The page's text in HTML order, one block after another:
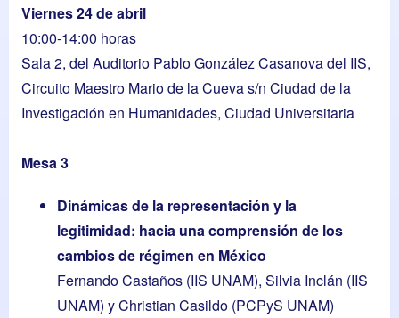
Viernes 24 de abril
10:00-14:00 horas
Sala 2, del Auditorio Pablo González Casanova del IIS,
Circuito Maestro Mario de la Cueva s/n Ciudad de la
Investigación en Humanidades, Ciudad Universitaria
Mesa 3
Dinámicas de la representación y la
legitimidad: hacia una comprensión de los
cambios de régimen en México
Fernando Castaños (IIS UNAM), Silvia Inclán (IIS
UNAM) y Christian Casildo (PCPyS UNAM)